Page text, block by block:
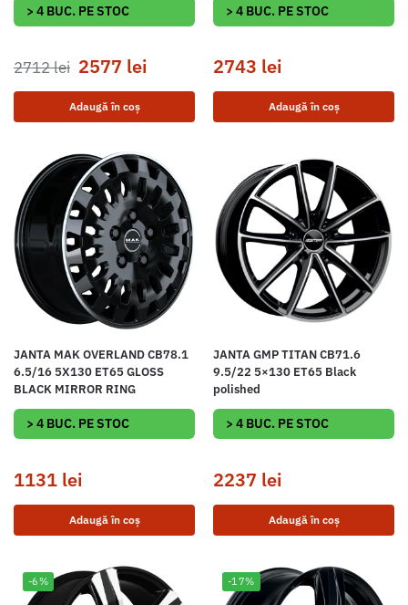
> 4 BUC. PE STOC
2712lei 2577 lei
Adaugă în coș
> 4 BUC. PE STOC
2743 lei
Adaugă în coș
JANTA MAK OVERLAND CB78.1
6.5/16 5X130 ET65 GLOSS
BLACK MIRROR RING
> 4 BUC. PE STOC
1131 lei
Adaugă în coș
JANTA GMP TITAN CB71.6
9.5/22 5×130 ET65 Black
polished
> 4 BUC. PE STOC
2237 lei
Adaugă în coș
-6% -17%